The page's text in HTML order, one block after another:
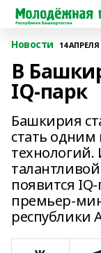
Новости 14 АПРЕЛЯ
В
IQ-парк
Башкирия
стать одним
появится IQ-
премьер-
республики